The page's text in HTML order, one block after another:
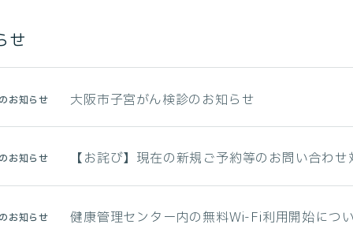
せ
お知らせ 大阪市子宮がん検診のお知らせ
お知らせ 【お詫び】現在の新規ご予約等のお問い合わ
お知らせ 健康管理センター内の無料Wi-Fi利用開始につ